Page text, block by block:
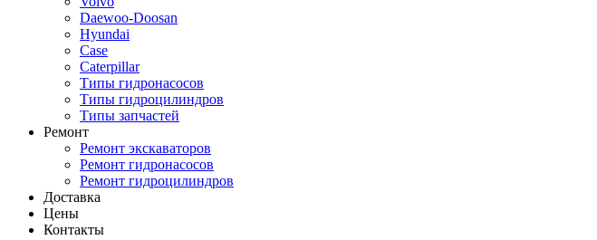
Daewoo-Doosan
Hyundai
Case
Caterpillar
Типы гидронасосов
Типы гидроцилиндров
Типы запчастей
Ремонт
Ремонт экскаваторов
Ремонт гидронасосов
Ремонт гидроцилиндров
Доставка
Цены
Контакты